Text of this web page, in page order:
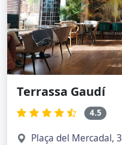
Terrassa Gaudí
4.5
Plaça del Mercadal,